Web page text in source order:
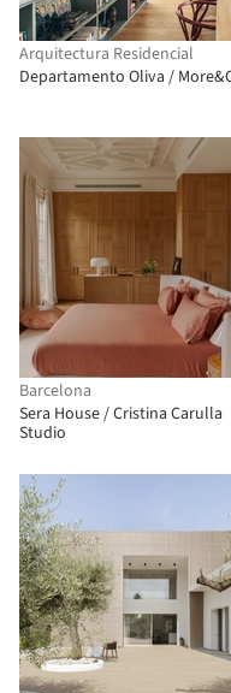
Arquitectura Residencial
Departamento Oliva /
Barcelona
Sera House / Cristina Carulla
Studio